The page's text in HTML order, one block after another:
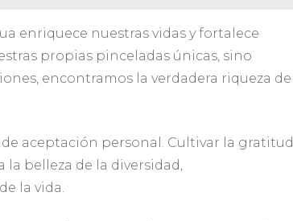
enriquece nuestras vidas y fortalece
propias pinceladas únicas, sino
encontramos la verdadera riqueza de
aceptación personal. Cultivar la gratitud
la belleza de la diversidad,
la vida.